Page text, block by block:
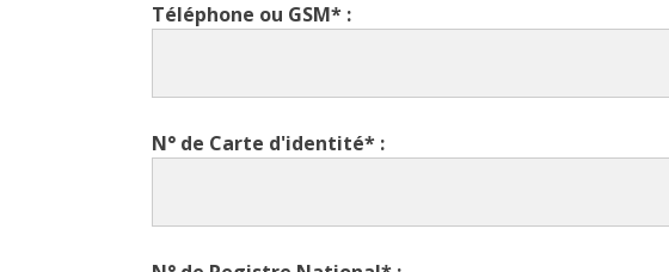
Téléphone ou GSM* :
N° de Carte d'identité* :